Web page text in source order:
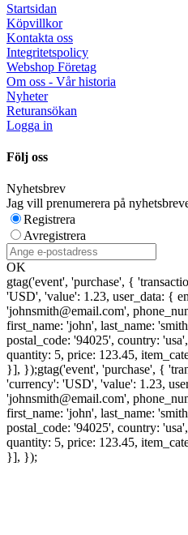
Startsidan
Köpvillkor
Kontakta oss
Integritetspolicy
Webshop Företag
Om oss - Vår historia
Nyheter
Returansökan
Logga in
Följ oss
Nyhetsbrev
Jag vill prenumerera på
Registrera
Avregistrera
OK
gtag('event', 'purchase', {
'USD', 'value': 1.23, user_data: {
'johnsmith@email.com',
first_name: 'john', last_name:
postal_code: '94025', country:
quantity: 5, price: 123.45,
}], });gtag('event', 'purchase', {
'currency': 'USD', 'value': 1.23,
'johnsmith@email.com',
first_name: 'john', last_name:
postal_code: '94025', country:
quantity: 5, price: 123.45,
}], });